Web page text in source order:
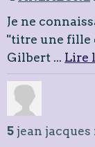
Je ne
"titre une fille
Gilbert ... Lire
5 jean